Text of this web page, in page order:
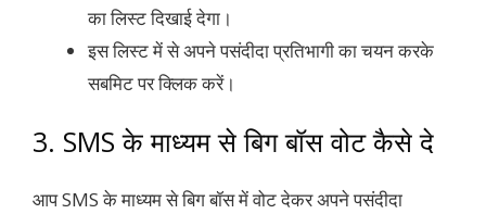
का लिस्ट दिखाई देगा।
इस लिस्ट में से अपने पसंदीदा प्रतिभागी का चयन करके
सबमिट पर क्लिक करें।
3. SMS के माध्यम से बिग बॉस वोट कैसे दे
आप SMS के माध्यम से बिग बॉस में वोट देकर अपने पसंदीदा